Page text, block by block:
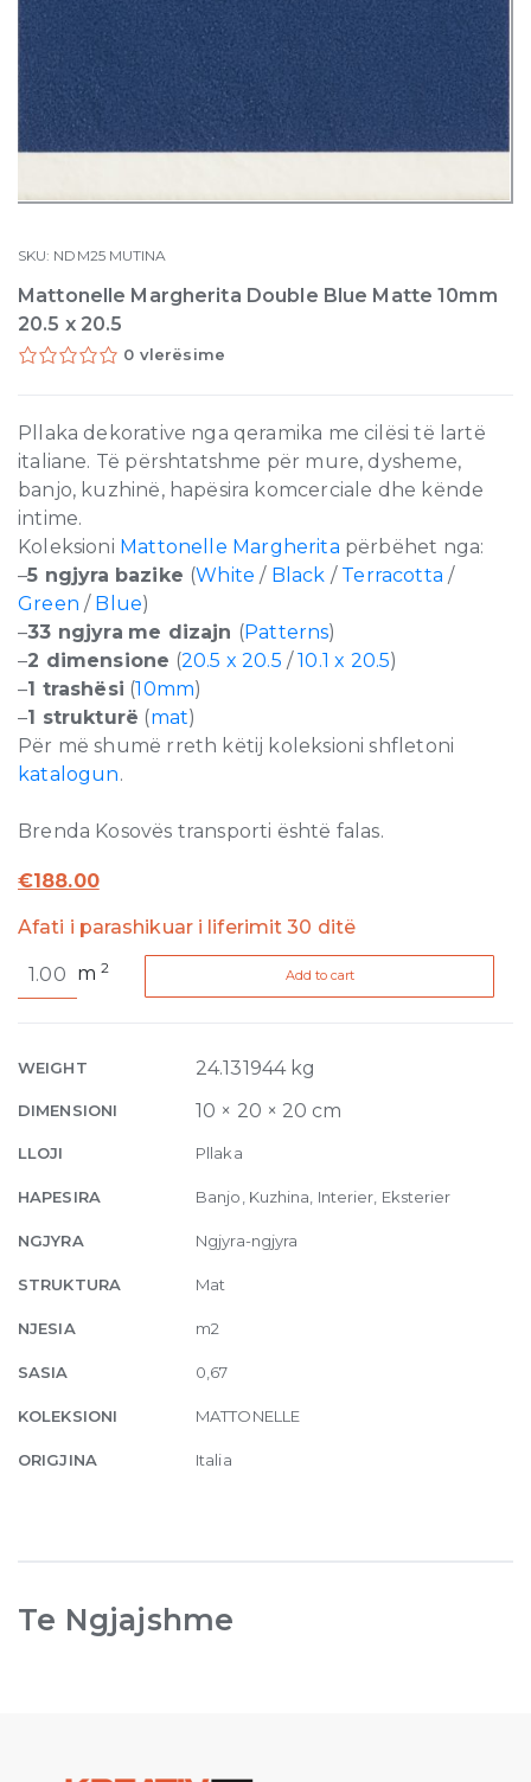
SKU: NDM25 MUTINA
Mattonelle Margherita Double Blue Matte 10mm
20.5 x 20.5
0 vlerësime
Pllaka dekorative nga qeramika me cilësi të lartë
italiane. Të përshtatshme për mure, dysheme,
banjo, kuzhinë, hapësira komcerciale dhe kënde
intime.
Koleksioni Mattonelle Margherita përbëhet nga:
–5 ngjyra bazike (White / Black / Terracotta /
Green / Blue)
–33 ngjyra me dizajn (Patterns)
–2 dimensione (20.5 x 20.5 /10.1 x 20.5)
–1 trashësi (10mm)
–1 strukturë (mat)
Për më shumë rreth këtij koleksioni shfletoni
katalogun.
Brenda Kosovës transporti është falas.
€188.00
Afati i parashikuar i liferimit 30 ditë
Margherita
Matte
20.5
x
quantity
m2 Add to cart
WEIGHT 24.131944 kg
DIMENSIONI 10 × 20 × 20 cm
LLOJI Pllaka
HAPESIRA Banjo, Kuzhina, Interier, Eksterier
NGJYRA Ngjyra-ngjyra
STRUKTURA Mat
NJESIA m2
SASIA 0,67
KOLEKSIONI MATTONELLE
ORIGJINA Italia
Te Ngjajshme